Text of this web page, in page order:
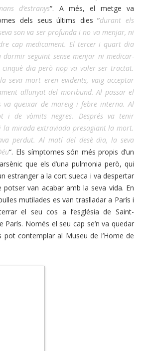
d’estranys“. A més, el metge va
dels seus últims dies “durant els
son va ser profunda i no va menjar, ni
cap medicament. El tercer i quart dia
seguint sense menjar ni medicar-
dia però nop va voler ser tractat.
seva mort eren evidents, vaig acceptar
allunyat del moribund. Al passar el
va queixar de mareig i febre interna. Al
i de vòmits negres. Després va tenir
la mirada extraviada presagiant la mort.
perdut. Al matí del desè dia, la seva
“. Els símptomes són més propis d’un
que els d’una pulmonia però, qui
estranger a la cort sueca i va despertar
potser van acabar amb la seva vida. En
mutilades es van traslladar a París i
el seu cos a l’església de Saint-
París. Només el seu cap se’n va quedar
contemplar al Museu de l’Home de